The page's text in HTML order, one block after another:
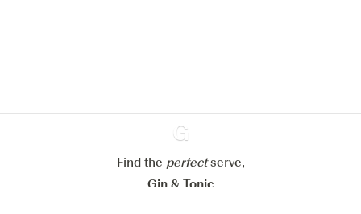
Ginventory
Find the perfectserve,
Gin & Tonic